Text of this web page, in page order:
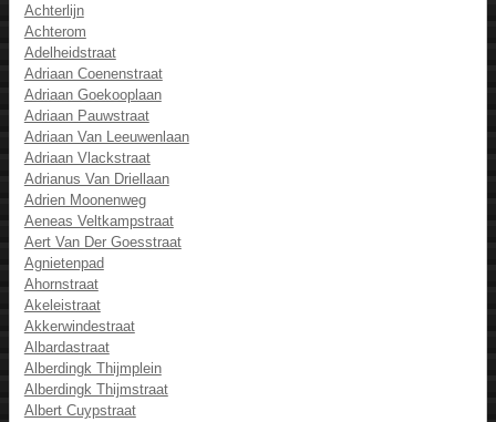
Achterlijn
Achterom
Adelheidstraat
Adriaan Coenenstraat
Adriaan Goekooplaan
Adriaan Pauwstraat
Adriaan Van Leeuwenlaan
Adriaan Vlackstraat
Adrianus Van Driellaan
Adrien Moonenweg
Aeneas Veltkampstraat
Aert Van Der Goesstraat
Agnietenpad
Ahornstraat
Akeleistraat
Akkerwindestraat
Albardastraat
Alberdingk Thijmplein
Alberdingk Thijmstraat
Albert Cuypstraat